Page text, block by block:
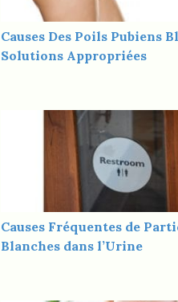
Causes Des Poils Pubiens
Solutions Appropriées
Causes Fréquentes de
Blanches dans l’Urine